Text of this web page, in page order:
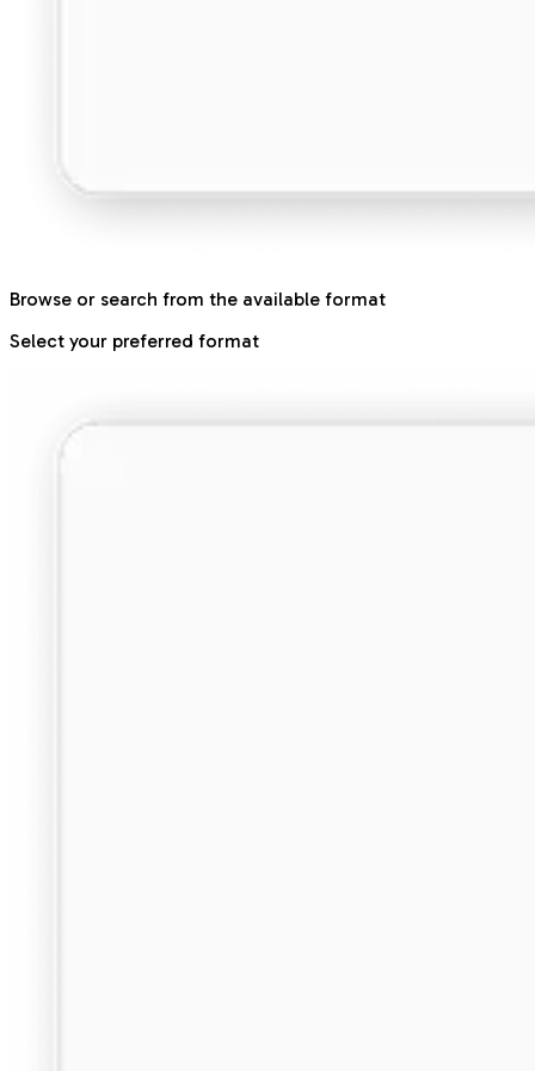
Browse or search from the available format
Select your preferred format